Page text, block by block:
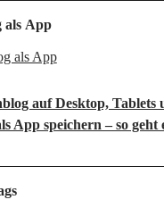
als App
auf Desktop, Tablets
App speichern – so geht